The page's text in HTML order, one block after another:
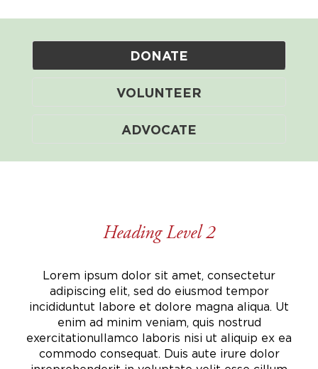
DONATE
VOLUNTEER
ADVOCATE
Heading Level 2
Lorem ipsum dolor sit amet, consectetur
adipiscing elit, sed do eiusmod tempor
incididuntut labore et dolore magna aliqua. Ut
enim ad minim veniam, quis nostrud
exercitationullamco laboris nisi ut aliquip ex ea
commodo consequat. Duis aute irure dolor